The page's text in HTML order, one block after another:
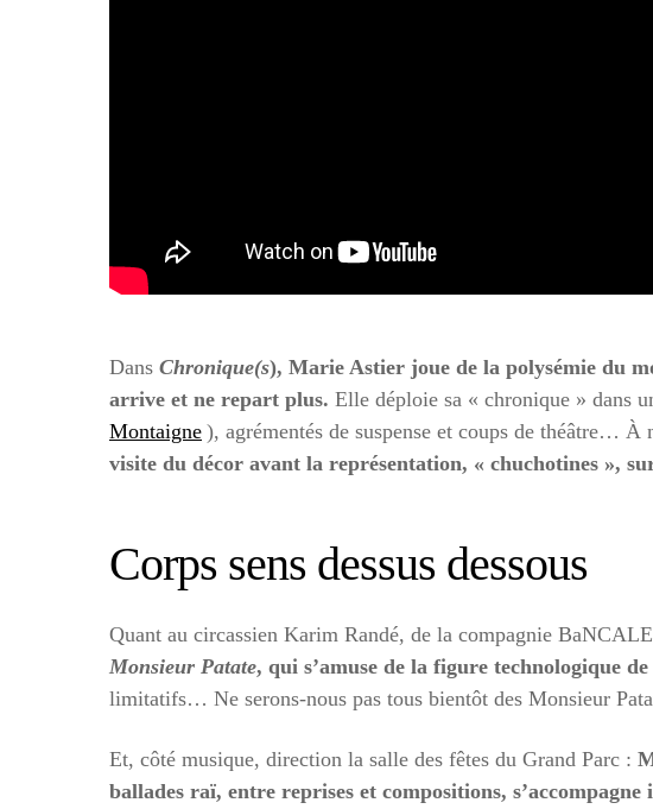
Dans Chronique(s), Marie Astier joue de la polysémie du
arrive et ne repart plus. Elle déploie sa « chronique » dans
Montaigne ), agrémentés de suspense et coups de théâtre…
visite du décor avant la représentation, « chuchotines »,
Corps sens dessus dessous
Quant au circassien Karim Randé, de la compagnie
Monsieur Patate, qui s’amuse de la figure technologique
limitatifs… Ne serons-nous pas tous bientôt des Monsieur
Et, côté musique, direction la salle des fêtes du Grand Parc :
ballades raï, entre reprises et compositions,